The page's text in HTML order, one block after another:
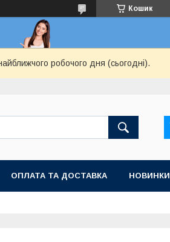
Кошик
робочого дня (сьогодні).
ОПЛАТА ТА ДОСТАВКА НОВИНКИ